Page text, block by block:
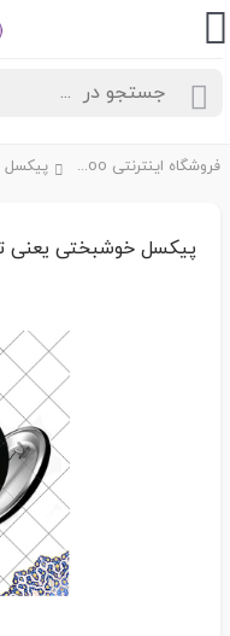
فروشگاه اینترنتی CDhoo پیکسل
پیکسل خوشبختی یعنی